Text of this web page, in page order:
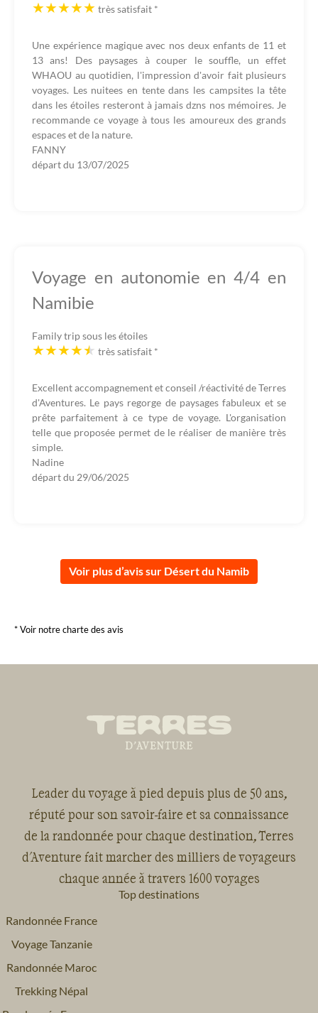
très satisfait *
Une expérience magique avec nos deux enfants de 11 et
13 ans! Des paysages à couper le souffle, un effet
WHAOU au quotidien, l'impression d'avoir fait plusieurs
voyages. Les nuitees en tente dans les campsites la tête
dans les étoiles resteront à jamais dzns nos mémoires. Je
recommande ce voyage à tous les amoureux des grands
espaces et de la nature.
FANNY
départ du 13/07/2025
Voyage en autonomie en 4/4 en
Namibie
Family trip sous les étoiles
très satisfait *
Excellent accompagnement et conseil /réactivité de Terres
d'Aventures. Le pays regorge de paysages fabuleux et se
prête parfaitement à ce type de voyage. L'organisation
telle que proposée permet de le réaliser de manière très
simple.
Nadine
départ du 29/06/2025
Voir plus d’avis sur Désert du Namib
* Voir notre charte des avis
Leader du voyage à pied depuis plus de 50 ans,
réputé pour son savoir-faire et sa connaissance
de la randonnée pour chaque destination, Terres
d'Aventure fait marcher des milliers de voyageurs
chaque année à travers 1600 voyages
Top destinations
Randonnée France
Voyage Tanzanie
Randonnée Maroc
Trekking Népal